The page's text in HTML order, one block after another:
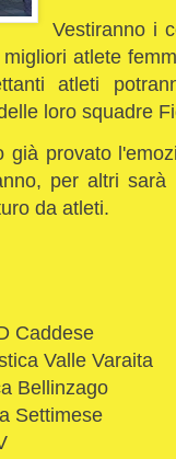
Vestiranno i
atlete
atleti
loro squadre
già provato
per altri sarà
da atleti.
Caddese
Valle Varaita
Bellinzago
Settimese